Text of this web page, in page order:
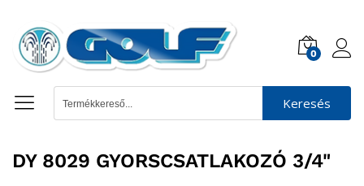
0
Keresés
DY 8029 GYORSCSATLAKOZÓ 3/4"